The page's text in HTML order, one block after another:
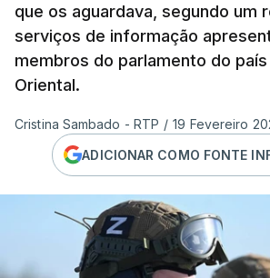
que os aguardava, segundo um
serviços de informação
membros do parlamento do
Oriental.
Cristina Sambado - RTP / 19 Fevereiro
ADICIONAR COMO FONTE